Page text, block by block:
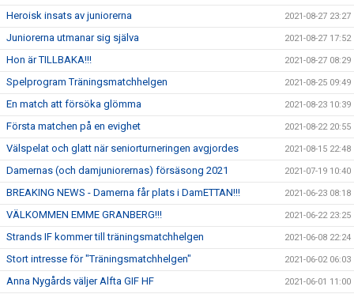
Heroisk insats av juniorerna 2021-08-27 23:27
Juniorerna utmanar sig själva 2021-08-27 17:52
Hon är TILLBAKA!!! 2021-08-27 08:29
Spelprogram Träningsmatchhelgen 2021-08-25 09:49
En match att försöka glömma 2021-08-23 10:39
Första matchen på en evighet 2021-08-22 20:55
Välspelat och glatt när seniorturneringen avgjordes 2021-08-15 22:48
Damernas (och damjuniorernas) försäsong 2021 2021-07-19 10:40
BREAKING NEWS - Damerna får plats i DamETTAN!!! 2021-06-23 08:18
VÄLKOMMEN EMME GRANBERG!!! 2021-06-22 23:25
Strands IF kommer till träningsmatchhelgen 2021-06-08 22:24
Stort intresse för "Träningsmatchhelgen" 2021-06-02 06:03
Anna Nygårds väljer Alfta GIF HF 2021-06-01 11:00